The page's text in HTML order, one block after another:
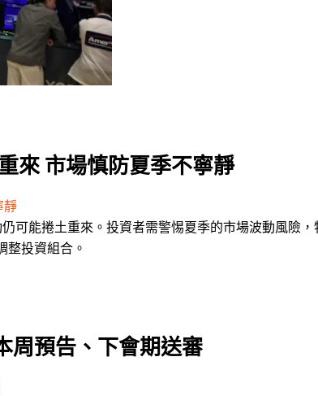
來 市場慎防夏季不寧靜
靜
可能捲土重來。投資者需警惕夏季的市場波動風險
整投資組合。
周預告、下會期送審